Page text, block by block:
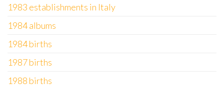
1983 establishments in Italy
1984 albums
1984 births
1987 births
1988 births